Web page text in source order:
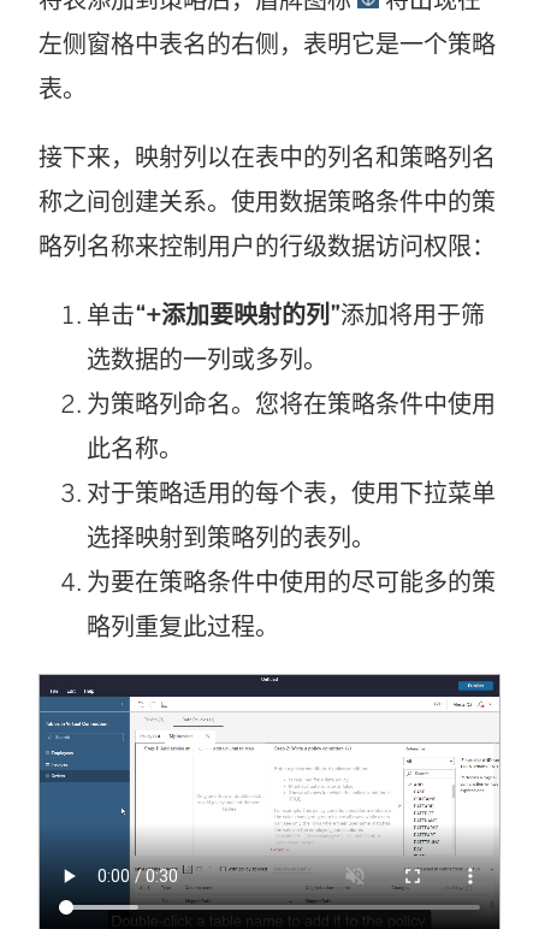
左侧窗格中表名的右侧，表明它是一个策略
表。
接下来，映射列以在表中的列名和策略列名
称之间创建关系。使用数据策略条件中的策
略列名称来控制用户的行级数据访问权限：
单击“+添加要映射的列”添加将用于筛
选数据的一列或多列。
为策略列命名。您将在策略条件中使用
此名称。
对于策略适用的每个表，使用下拉菜单
选择映射到策略列的表列。
为要在策略条件中使用的尽可能多的策
略列重复此过程。